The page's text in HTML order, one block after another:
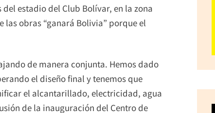
estadio del Club Bolívar, en la zona
las obras “ganará Bolivia” porque el
de manera conjunta. Hemos dado
el diseño final y tenemos que
el alcantarillado, electricidad, agua
de la inauguración del Centro de